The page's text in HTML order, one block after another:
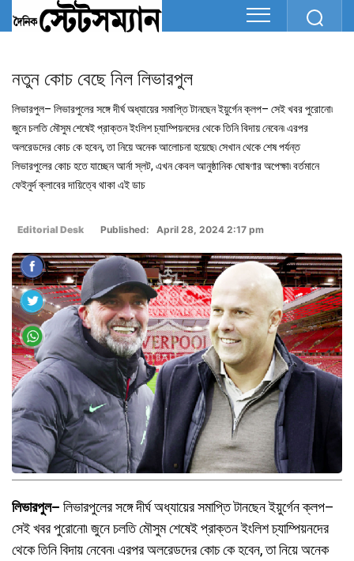
নতুন কোচ বেছে নিল লিভারপুল
লিভারপুল– লিভারপুলের সঙ্গে দীর্ঘ অধ্যায়ের সমাপ্তি টানছেন ইয়ুর্গেন ক্লপ– সেই খবর পুরোনো৷
জুনে চলতি মৌসুম শেষেই প্রাক্তন ইংলিশ চ্যাম্পিয়নদের থেকে তিনি বিদায় নেবেন৷ এরপর
অলরেডদের কোচ কে হবেন, তা নিয়ে অনেক আলোচনা হয়েছে৷ সেখান থেকে শেষ পর্যন্ত
লিভারপুলের কোচ হতে যাচ্ছেন আর্না স্লট, এখন কেবল আনুষ্ঠানিক ঘোষণার অপেক্ষা৷ বর্তমানে
ফেইনুর্দ ক্লাবের দায়িত্বে থাকা এই ডাচ
Editorial Desk Published: April 28, 2024 2:17 pm
লিভারপুল– লিভারপুলের সঙ্গে দীর্ঘ অধ্যায়ের সমাপ্তি টানছেন ইয়ুর্গেন ক্লপ–
সেই খবর পুরোনো৷ জুনে চলতি মৌসুম শেষেই প্রাক্তন ইংলিশ চ্যাম্পিয়নদের
থেকে তিনি বিদায় নেবেন৷ এরপর অলরেডদের কোচ কে হবেন, তা নিয়ে অনেক